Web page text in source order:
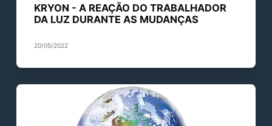
KRYON - A REAÇÃO DO TRABALHADOR
DA LUZ DURANTE AS MUDANÇAS
20/05/2022